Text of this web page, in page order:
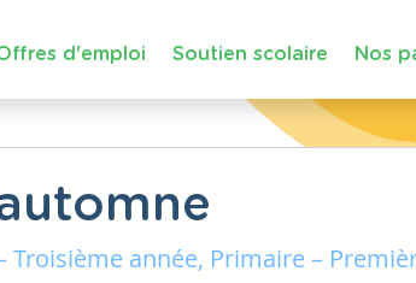
d'emploi Soutien scolaire Nos
Troisième année, Primaire –